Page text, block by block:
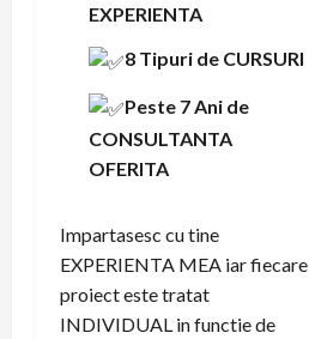
EXPERIENTA
8 Tipuri de CURSURI
Peste 7 Ani de
CONSULTANTA
OFERITA
Impartasesc cu tine
EXPERIENTA MEA iar fiecare
proiect este tratat
INDIVIDUAL in functie de